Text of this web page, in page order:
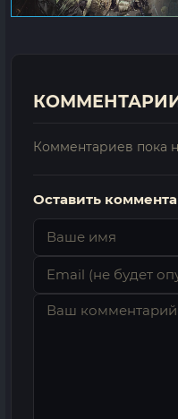
Комментариев пока
Оставить